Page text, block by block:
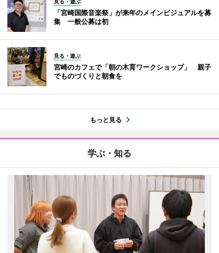
「宮崎国際音楽祭」が来年のメインビジュアルを募
集 一般公募は初
見る・遊ぶ
宮崎のカフェで「朝の木育ワークショップ」 親子
でものづくりと朝食を
もっと見る
学ぶ・知る